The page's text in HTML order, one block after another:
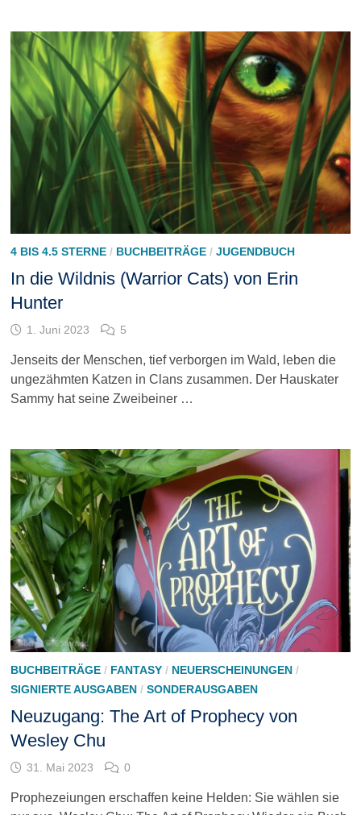
4 BIS 4.5 STERNE/ BUCHBEITRÄGE/ JUGENDBUCH
In die Wildnis (Warrior Cats) von Erin
Hunter
1. Juni 2023 5
Jenseits der Menschen, tief verborgen im Wald, leben die
ungezähmten Katzen in Clans zusammen. Der Hauskater
Sammy hat seine Zweibeiner …
BUCHBEITRÄGE/ FANTASY/ NEUERSCHEINUNGEN/
SIGNIERTE AUSGABEN/ SONDERAUSGABEN
Neuzugang: The Art of Prophecy von
Wesley Chu
31. Mai 2023 0
Prophezeiungen erschaffen keine Helden: Sie wählen sie